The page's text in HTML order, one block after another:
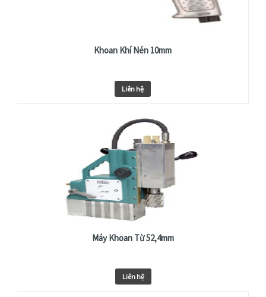
Khoan Khí Nén 10mm
Liên hệ
Máy Khoan Từ 52,4mm
Liên hệ